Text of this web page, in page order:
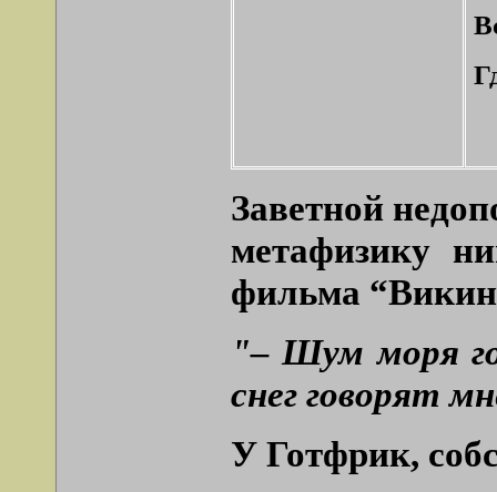
Заветной
метафизику
фильма
"– Шум моря
снег говорят
У Готфрик,